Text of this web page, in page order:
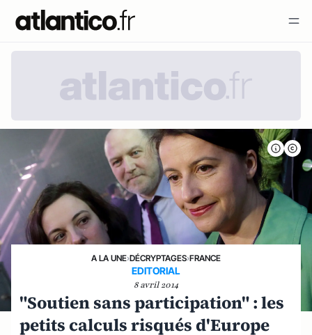
A LA UNE›DÉCRYPTAGES›FRANCE
EDITORIAL
8 avril 2014
"Soutien sans participation" : les
petits calculs risqués d'Europe